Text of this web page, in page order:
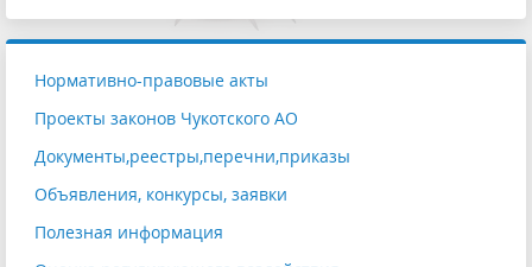
Нормативно-правовые акты
Проекты законов Чукотского АО
Документы,реестры,перечни,приказы
Объявления, конкурсы, заявки
Полезная информация